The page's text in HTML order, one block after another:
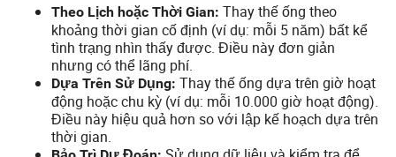
Theo Lịch hoặc Thời Gian: Thay thế ống theo
khoảng thời gian cố định (ví dụ: mỗi 5 năm) bất kể
tình trạng nhìn thấy được. Điều này đơn giản
nhưng có thể lãng phí.
Dựa Trên Sử Dụng: Thay thế ống dựa trên giờ hoạt
động hoặc chu kỳ (ví dụ: mỗi 10.000 giờ hoạt động).
Điều này hiệu quả hơn so với lập kế hoạch dựa trên
thời gian.